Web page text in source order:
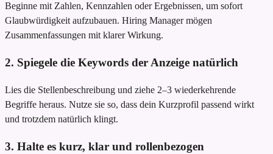
Beginne mit Zahlen, Kennzahlen oder Ergebnissen, um sofort
Glaubwürdigkeit aufzubauen. Hiring Manager mögen
Zusammenfassungen mit klarer Wirkung.
2. Spiegele die Keywords der Anzeige natürlich
Lies die Stellenbeschreibung und ziehe 2–3 wiederkehrende
Begriffe heraus. Nutze sie so, dass dein Kurzprofil passend wirkt
und trotzdem natürlich klingt.
3. Halte es kurz, klar und rollenbezogen